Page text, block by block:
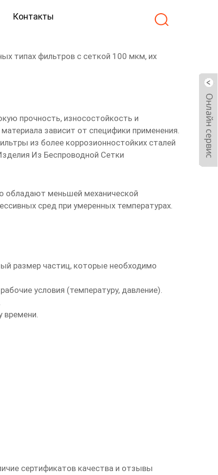
Контакты
типах фильтров с сеткой 100 мкм, их
прочность, износостойкость и
зависит от специфики применения.
из более коррозионностойких сталей
Из Беспроводной Сетки
обладают меньшей механической
сред при умеренных температурах.
размер частиц, которые необходимо
условия (температуру, давление).
времени.
сертификатов качества и отзывы